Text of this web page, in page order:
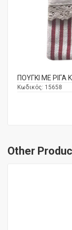
ΠΟΥΓΚΙ ΜΕ ΡΙΓΑ
Κωδικός: 15658
Other